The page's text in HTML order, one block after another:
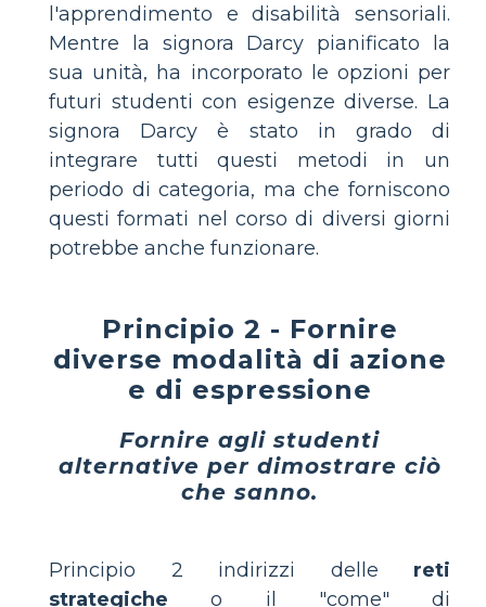
l'apprendimento e disabilità sensoriali.
Mentre la signora Darcy pianificato la
sua unità, ha incorporato le opzioni per
futuri studenti con esigenze diverse. La
signora Darcy è stato in grado di
integrare tutti questi metodi in un
periodo di categoria, ma che forniscono
questi formati nel corso di diversi giorni
potrebbe anche funzionare.
Principio 2 - Fornire
diverse modalità di azione
e di espressione
Fornire agli studenti
alternative per dimostrare ciò
che sanno.
Principio 2 indirizzi delle reti
strategiche o il "come" di